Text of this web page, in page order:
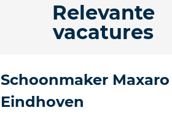
Relevante
vacatures
Schoonmaker Maxaro
Eindhoven